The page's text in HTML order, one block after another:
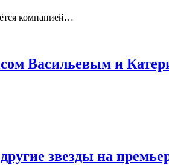
компанией…
Васильевым и
звезды на